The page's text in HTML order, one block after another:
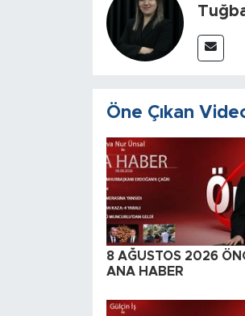
Öne Çıkan
8 AĞUSTOS 2026
ANA HABER